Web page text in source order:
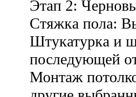
Этап 2:
Стяжка пола:
Штукатурка и
последующей
Монтаж